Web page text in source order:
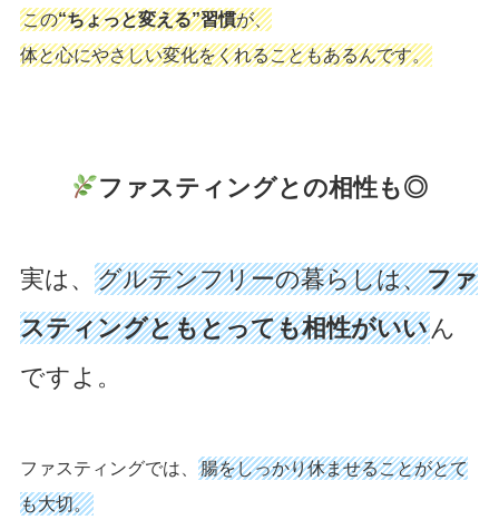
この“ちょっと変える”習慣が、
体と心にやさしい変化をくれることもあるんです。
ファスティングとの相性も◎
実は、 グルテンフリーの暮らしは、ファ
スティングともとっても相性がいいん
ですよ。
ファスティングでは、
腸をしっかり休ませることがとて
も大切。